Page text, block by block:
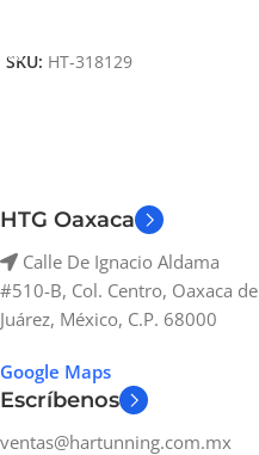
SKU: HT-318129
HTG Oaxaca
Calle De Ignacio Aldama
#510-B, Col. Centro, Oaxaca de
Juárez, México, C.P. 68000
Google Maps
Escríbenos
ventas@hartunning.com.mx